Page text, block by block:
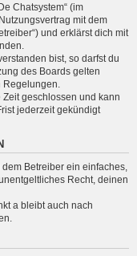
Chatsystem“ (im
mit dem
und erklärst dich mit
bist, so darfst du
des Boards gelten
geschlossen und kann
jederzeit gekündigt
Betreiber ein einfaches,
Recht, deinen
a bleibt auch nach